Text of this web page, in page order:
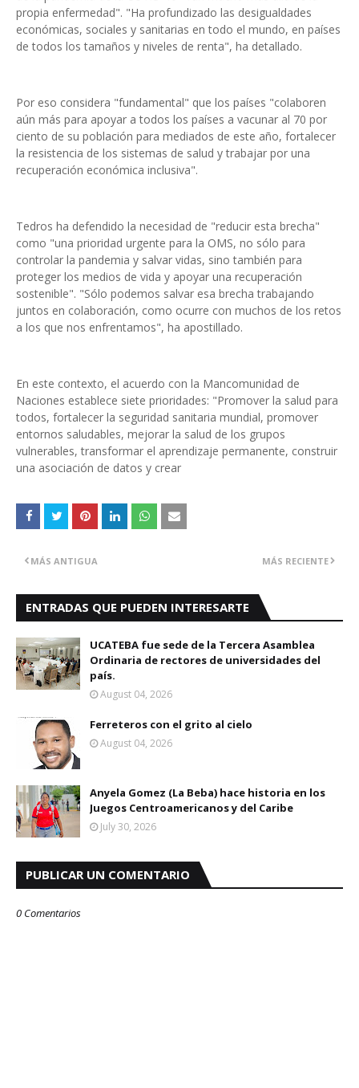
propia enfermedad". "Ha profundizado las desigualdades
económicas, sociales y sanitarias en todo el mundo, en países
de todos los tamaños y niveles de renta", ha detallado.
Por eso considera "fundamental" que los países "colaboren
aún más para apoyar a todos los países a vacunar al 70 por
ciento de su población para mediados de este año, fortalecer
la resistencia de los sistemas de salud y trabajar por una
recuperación económica inclusiva".
Tedros ha defendido la necesidad de "reducir esta brecha"
como "una prioridad urgente para la OMS, no sólo para
controlar la pandemia y salvar vidas, sino también para
proteger los medios de vida y apoyar una recuperación
sostenible". "Sólo podemos salvar esa brecha trabajando
juntos en colaboración, como ocurre con muchos de los retos
a los que nos enfrentamos", ha apostillado.
En este contexto, el acuerdo con la Mancomunidad de
Naciones establece siete prioridades: "Promover la salud para
todos, fortalecer la seguridad sanitaria mundial, promover
entornos saludables, mejorar la salud de los grupos
vulnerables, transformar el aprendizaje permanente, construir
una asociación de datos y crear
MÁS RECIENTE
MÁS ANTIGUA
ENTRADAS QUE PUEDEN INTERESARTE
UCATEBA fue sede de la Tercera Asamblea
Ordinaria de rectores de universidades del
país.
August 04, 2026
Ferreteros con el grito al cielo
August 04, 2026
Anyela Gomez (La Beba) hace historia en los
Juegos Centroamericanos y del Caribe
July 30, 2026
PUBLICAR UN COMENTARIO
0 Comentarios